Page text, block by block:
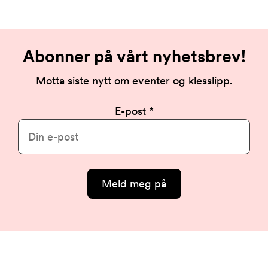
Abonner på vårt nyhetsbrev!
Motta siste nytt om eventer og klesslipp.
E-post
Meld meg på